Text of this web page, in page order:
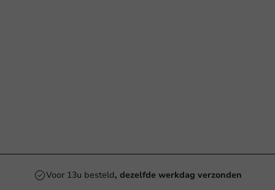
Voor 13u besteld, dezelfde werkdag verzonden